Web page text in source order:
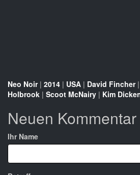
Neo Noir| 2014 | USA | David Fincher|
Holbrook | Scoot McNairy | Kim
Neuen
Ihr Name